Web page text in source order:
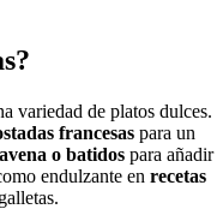
variedad de platos dulces.
francesas para un
o batidos para añadir
endulzante en recetas